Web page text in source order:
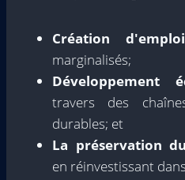
Création d'emploi
marginalisés;
Développement
travers des
durables; et
La préservation
en réinvestissant